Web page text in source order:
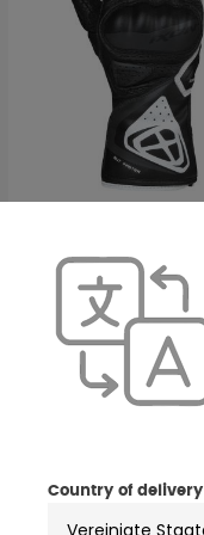
Ixon GP5 Air Jugend
Motorrad Handschuhe
84,99 €99,99 €
NEU
Country of delivery